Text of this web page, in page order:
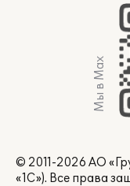
Мы в Max
© 2011-2026 АО
«1С»). Все права